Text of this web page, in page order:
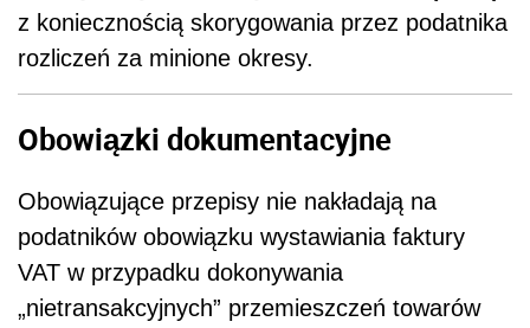
z koniecznością skorygowania przez podatnika
rozliczeń za minione okresy.
Obowiązki dokumentacyjne
Obowiązujące przepisy nie nakładają na
podatników obowiązku wystawiania faktury
VAT w przypadku dokonywania
„nietransakcyjnych” przemieszczeń towarów